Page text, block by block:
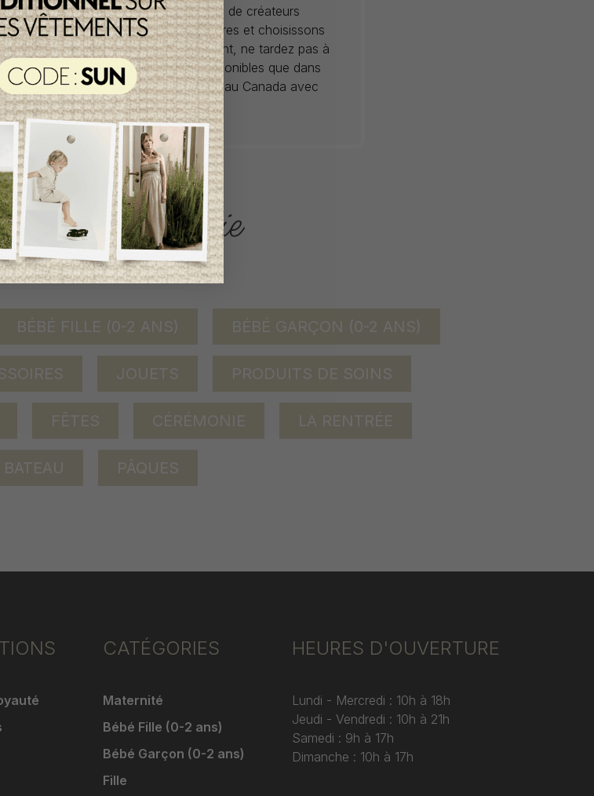
pour de vêtements pour bébés de créateurs
Nous dénichons les perles rares et choisissons
saisons. Si un vêtement vous convient, ne tardez pas à
les articles offerts ne sont disponibles que dans
Profitez de la livraison gratuite au Canada avec
de 100$ et plus avant taxes.
ACCÈS RAPIDE
par catégorie
BÉBÉ FILLE (0-2 ANS) BÉBÉ GARÇON (0-2 ANS)
JOUETS PRODUITS DE SOINS
FÊTES CÉRÉMONIE LA RENTRÉE
PÂQUES
CATÉGORIES
Maternité
Bébé Fille (0-2 ans)
Bébé Garçon (0-2 ans)
Fille
HEURES D'OUVERTURE
Lundi - Mercredi : 10h à 18h
Jeudi - Vendredi : 10h à 21h
Samedi : 9h à 17h
Dimanche : 10h à 17h